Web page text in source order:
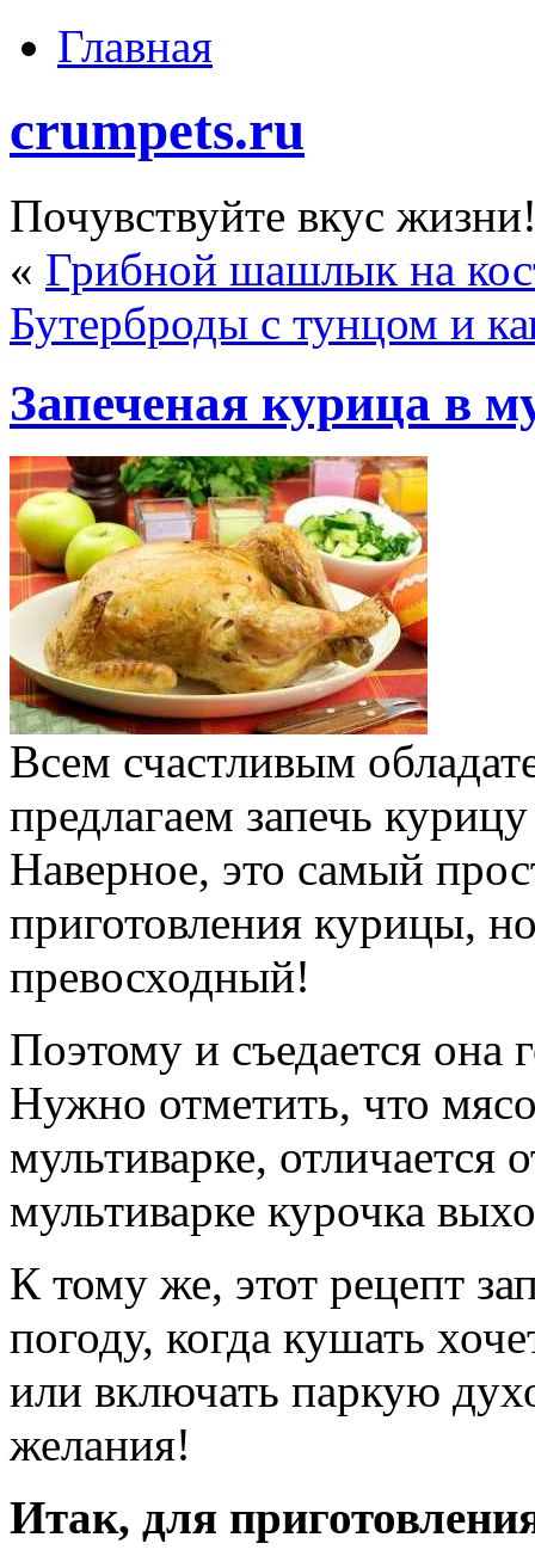
Главная
crumpets.ru
Почувствуйте вкус
« Грибной шашлык на
Бутерброды с тунцом и
Запеченая курица в
Всем счастливым
предлагаем запечь
Наверное, это самый
приготовления курицы,
превосходный!
Поэтому и съедается она
Нужно отметить, что
мультиварке, отличается
мультиварке курочка
К тому же, этот рецепт
погоду, когда кушать
или включать паркую
желания!
Итак, для